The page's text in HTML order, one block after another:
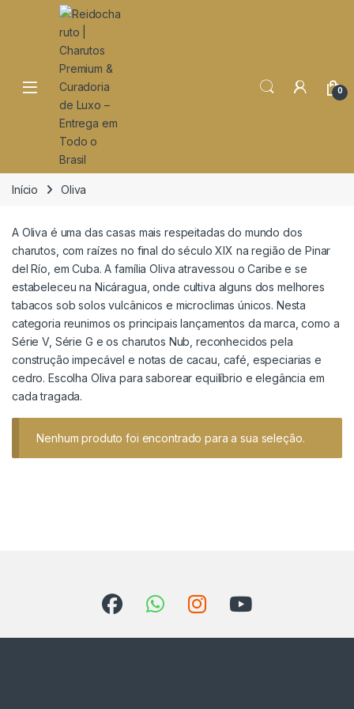
Open 0
Início Oliva
A Oliva é uma das casas mais respeitadas do mundo dos
charutos, com raízes no final do século XIX na região de Pinar
del Río, em Cuba. A família Oliva atravessou o Caribe e se
estabeleceu na Nicáragua, onde cultiva alguns dos melhores
tabacos sob solos vulcânicos e microclimas únicos. Nesta
categoria reunimos os principais lançamentos da marca, como a
Série V, Série G e os charutos Nub, reconhecidos pela
construção impecável e notas de cacau, café, especiarias e
cedro. Escolha Oliva para saborear equilíbrio e elegância em
cada tragada.
Nenhum produto foi encontrado para a sua seleção.